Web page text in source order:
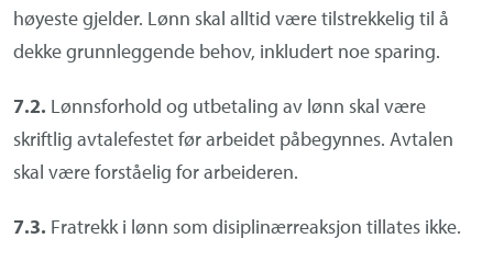
høyeste gjelder. Lønn skal alltid være tilstrekkelig til å
dekke grunnleggende behov, inkludert noe sparing.
7.2. Lønnsforhold og utbetaling av lønn skal være
skriftlig avtalefestet før arbeidet påbegynnes. Avtalen
skal være forståelig for arbeideren.
7.3. Fratrekk i lønn som disiplinærreaksjon tillates ikke.